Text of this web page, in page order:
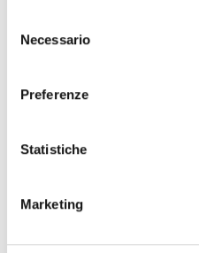
delNecessario
Preferenze
Statistiche
Marketing